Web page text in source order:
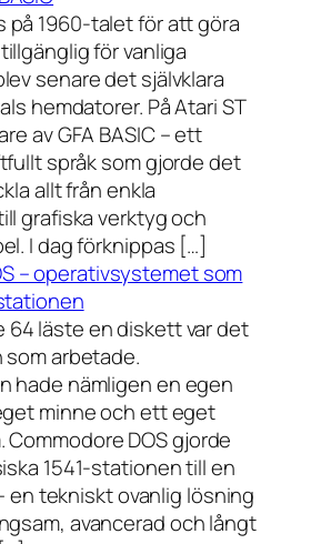
på 1960-talet för att göra
för vanliga
senare det självklara
hemdatorer. På Atari ST
av GFA BASIC – ett
språk som gjorde det
allt från enkla
grafiska verktyg och
I dag förknippas […]
– operativsystemet som
64 läste en diskett var det
arbetade.
hade nämligen en egen
minne och ett eget
DOS gjorde
1541-stationen till en
en tekniskt ovanlig lösning
avancerad och långt